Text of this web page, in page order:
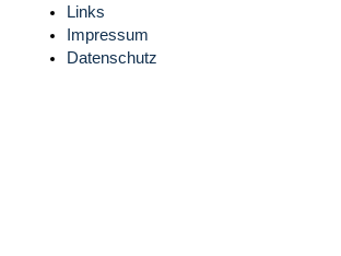
Links
Impressum
Datenschutz